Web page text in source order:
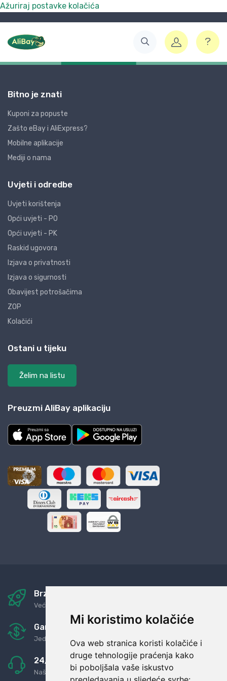
Mi koristimo kolačiće
Ova web stranica koristi kolačiće i
druge tehnologije praćenja kako
bi poboljšala vaše iskustvo
Ažuriraj postavke kolačića
Bitno je znati
Kuponi za popuste
Zašto eBay i AliExpress?
Mobilne aplikacije
Mediji o nama
Uvjeti i odredbe
Uvjeti korištenja
Opći uvjeti - PO
Opći uvjeti - PK
Raskid ugovora
Izjava o privatnosti
Izjava o sigurnosti
Obavijest potrošačima
ZOP
Kolačići
Ostani u tijeku
Želim na listu
Preuzmi AliBay aplikaciju
Brza i sigurna dostava
Već za nekoliko dana kod vas
Garancija u povrat novaca
Jednostavno pravilo: Roba za novac
24/7 odlična podrška
Naši agenti uvijek na raspolaganju